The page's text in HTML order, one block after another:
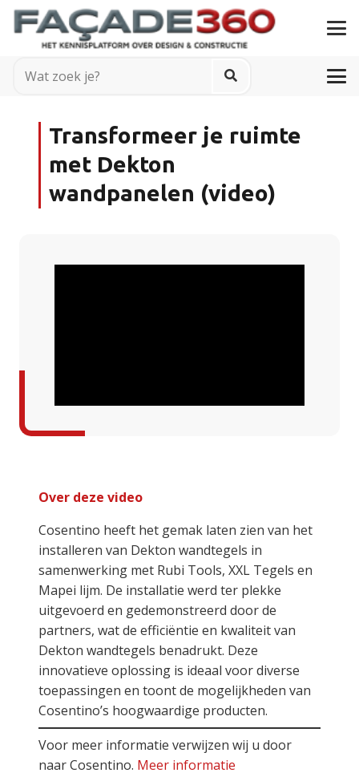
Transformeer je ruimte
met Dekton
wandpanelen (video)
Over deze video
Cosentino heeft het gemak laten zien van het
installeren van Dekton wandtegels in
samenwerking met Rubi Tools, XXL Tegels en
Mapei lijm. De installatie werd ter plekke
uitgevoerd en gedemonstreerd door de
partners, wat de efficiëntie en kwaliteit van
Dekton wandtegels benadrukt. Deze
innovatieve oplossing is ideaal voor diverse
toepassingen en toont de mogelijkheden van
Cosentino’s hoogwaardige producten.
Voor meer informatie verwijzen wij u door
naar Cosentino. Meer informatie